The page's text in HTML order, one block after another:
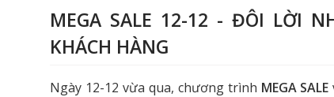
MEGA SALE 12-12 - ĐÔI LỜI
KHÁCH HÀNG
Ngày 12-12 vừa qua, chương trình MEGA SALE